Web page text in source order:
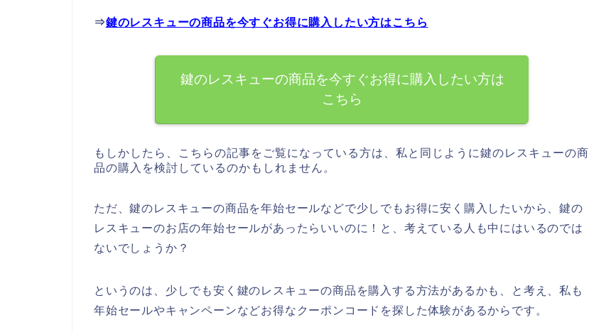
⇒鍵のレスキューの商品を今すぐお得に購入したい方はこちら
鍵のレスキューの商品を今すぐお得に購入したい方は
こちら
もしかしたら、こちらの記事をご覧になっている方は、私と同じように鍵のレスキューの商
品の購入を検討しているのかもしれません。
ただ、鍵のレスキューの商品を年始セールなどで少しでもお得に安く購入したいから、鍵の
レスキューのお店の年始セールがあったらいいのに！と、考えている人も中にはいるのでは
ないでしょうか？
というのは、少しでも安く鍵のレスキューの商品を購入する方法があるかも、と考え、私も
年始セールやキャンペーンなどお得なクーポンコードを探した体験があるからです。